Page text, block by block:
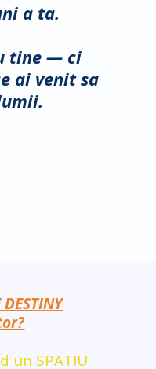
a ta.
tine — ci
ai venit sa
un SPATIU